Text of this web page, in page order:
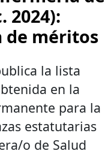
2024):
de méritos
la lista
en la
para la
estatutarias
o de Salud